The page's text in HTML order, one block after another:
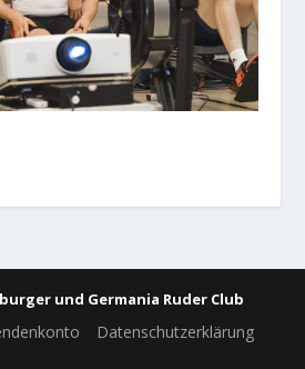
und Germania Ruder Club
Datenschutzerklärung